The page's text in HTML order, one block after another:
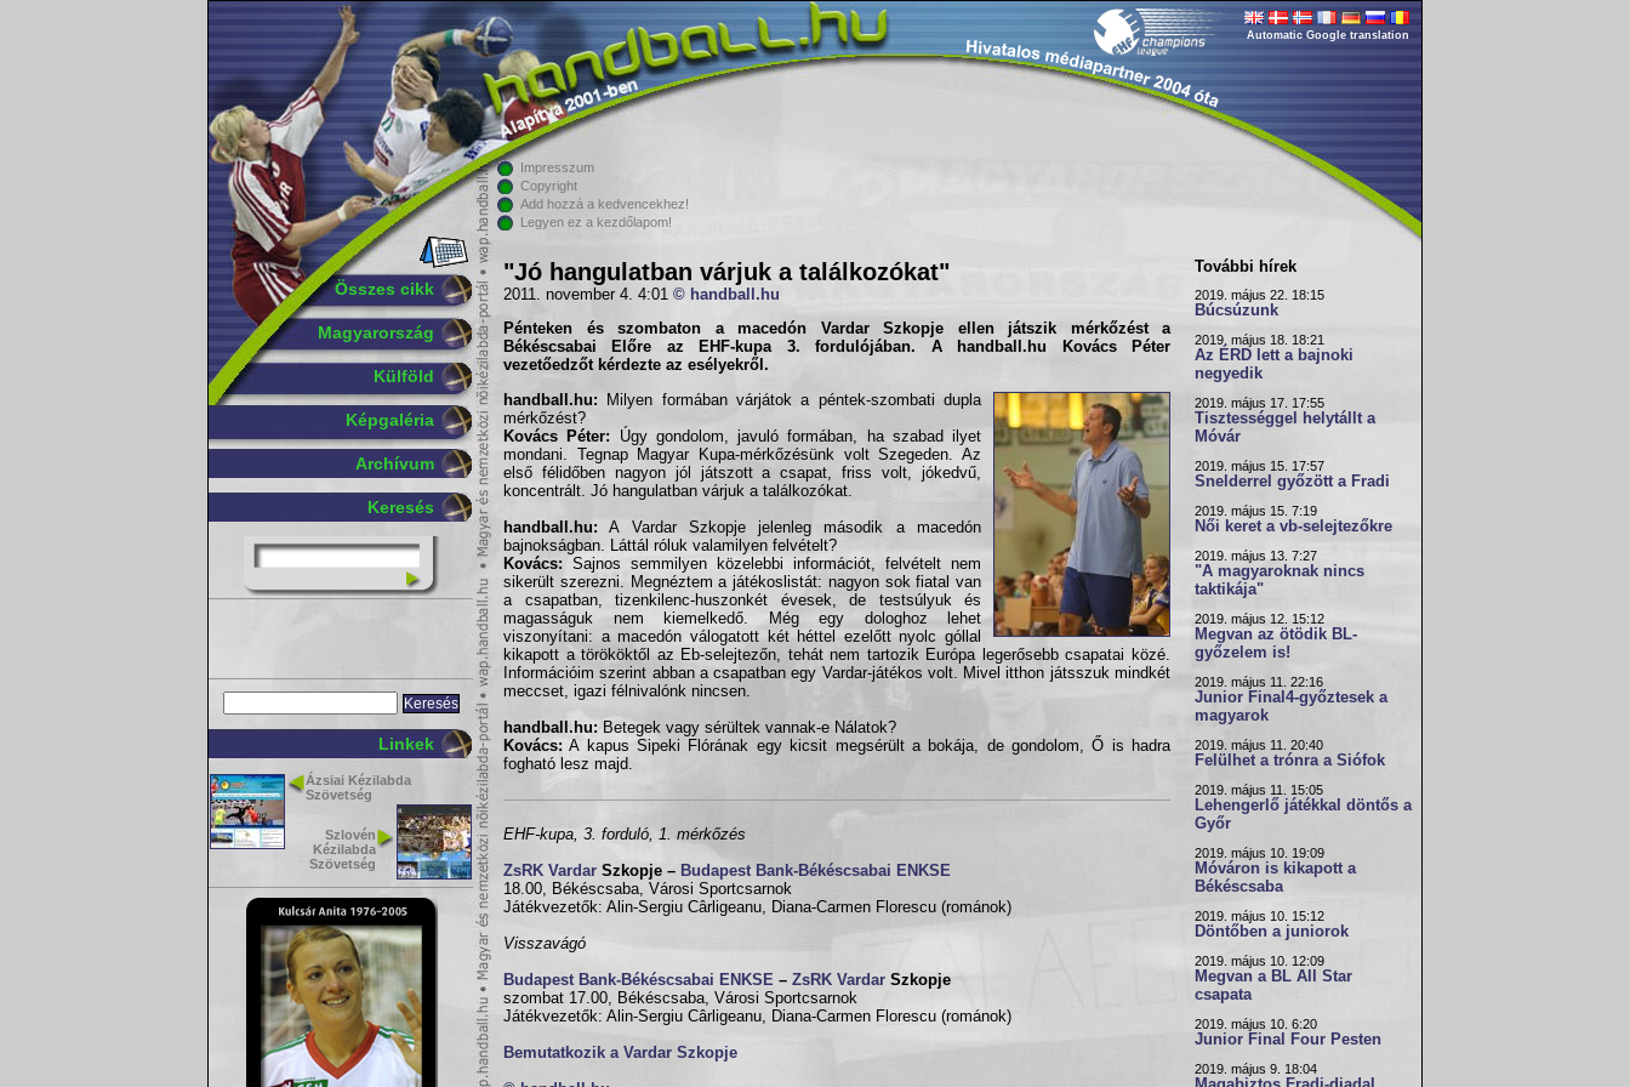
Összes cikk
Magyarország
Külföld
Képgaléria
Archívum
Keresés
Linkek
Ázsiai Kézilabda
Szövetség
Szlovén
Kézilabda
Szövetség
Automatic Google translation
Impresszum
Copyright
Add hozzá a kedvencekhez!
Legyen ez a kezdőlapom!
"Jó hangulatban várjuk a találkozókat"
2011. november 4. 4:01 © handball.hu
Pénteken és szombaton a macedón Vardar Szkopje ellen játszik mérkőzést a
Békéscsabai Előre az EHF-kupa 3. fordulójában. A
handball.hu Kovács Péter
vezetőedzőt kérdezte az esélyekről.
handball.hu: Milyen formában várjátok a péntek-szombati dupla
mérkőzést?
Kovács Péter: Úgy gondolom, javuló formában, ha szabad ilyet
mondani. Tegnap Magyar Kupa-mérkőzésünk volt Szegeden. Az
első félidőben nagyon jól játszott a csapat, friss volt, jókedvű,
koncentrált. Jó hangulatban várjuk a találkozókat.
handball.hu: A Vardar Szkopje jelenleg második a macedón
bajnokságban. Láttál róluk valamilyen felvételt?
Kovács: Sajnos semmilyen közelebbi információt, felvételt nem
sikerült szerezni. Megnéztem a játékoslistát: nagyon sok fiatal van
a csapatban, tizenkilenc-huszonkét évesek, de testsúlyuk és
magasságuk nem kiemelkedő. Még egy dologhoz lehet
viszonyítani: a macedón válogatott két héttel ezelőtt nyolc góllal
kikapott a törököktől az Eb-selejtezőn, tehát nem tartozik Európa legerősebb csapatai közé.
Információim szerint abban a csapatban egy Vardar-játékos volt. Mivel itthon játsszuk mindkét
meccset, igazi félnivalónk nincsen.
handball.hu: Betegek vagy sérültek vannak-e Nálatok?
Kovács: A kapus Sipeki Flórának egy kicsit megsérült a bokája, de gondolom, Ő is hadra
fogható lesz majd.
EHF-kupa, 3. forduló, 1. mérkőzés
ZsRK Vardar Szkopje – Budapest Bank-Békéscsabai ENKSE
18.00, Békéscsaba, Városi Sportcsarnok
Játékvezetők: Alin-Sergiu Cârligeanu, Diana-Carmen Florescu (románok)
Visszavágó
Budapest Bank-Békéscsabai ENKSE – ZsRK Vardar Szkopje
szombat 17.00, Békéscsaba, Városi Sportcsarnok
Játékvezetők: Alin-Sergiu Cârligeanu, Diana-Carmen Florescu (románok)
Bemutatkozik a Vardar Szkopje
További hírek
2019. május 22. 18:15
Búcsúzunk
2019. május 18. 18:21
Az ÉRD lett a bajnoki
negyedik
2019. május 17. 17:55
Tisztességgel helytállt a
Móvár
2019. május 15. 17:57
Snelderrel győzött a Fradi
2019. május 15. 7:19
Női keret a vb-selejtezőkre
2019. május 13. 7:27
"A magyaroknak nincs
taktikája"
2019. május 12. 15:12
Megvan az ötödik BL-
győzelem is!
2019. május 11. 22:16
Junior Final4-győztesek a
magyarok
2019. május 11. 20:40
Felülhet a trónra a Siófok
2019. május 11. 15:05
Lehengerlő játékkal döntős a
Győr
2019. május 10. 19:09
Móváron is kikapott a
Békéscsaba
2019. május 10. 15:12
Döntőben a juniorok
2019. május 10. 12:09
Megvan a BL All Star
csapata
2019. május 10. 6:20
Junior Final Four Pesten
2019. május 9. 18:04